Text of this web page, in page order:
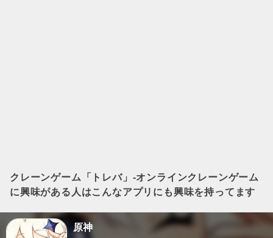
クレーンゲーム「トレバ」-オンラインクレーンゲーム
に興味がある人はこんなアプリにも興味を持ってます
原神